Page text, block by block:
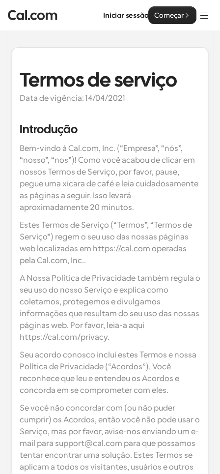
Iniciar sessão Começar
Soluções
Agendamento colaborativo para grupos
Para Organizações
Equipas maiores que agendam para um maior controlo
e segurança
Soluções de agendamento de nível empresarial
Por caso de
uso
Vendas
RH
Educação
Cuidados de saúde
Marketing
Experimente o Cal.ai agora!
Empresa
Desenvolvedor
Documentação do Desenvolvedor
API
Crie as suas próprias integrações com a nossa API
pública
Componentes de Agendamento
Use os nossos átomos React para adicionar
agendamento à sua aplicação
Criar Cliente OAuth
Integre o Cal.com usando OAuth
Recursos
Tipo de Letra: Cal Sans UI & Text
interfaces de utilizador
Loja de Aplicações
Integre com as suas aplicações favoritas
Eventos Coletivos
Agendar eventos com múltiplos participantes
Documentação de Ajuda
Precisa de aprender mais sobre o nosso sistema?
Consulte a documentação de ajuda
Incorporar
Incorporar Cal.com no seu website
Fora do Escritório
Agende tempo livre com facilidade
Pagamentos
Aceitar pagamentos por reservas
Fluxos de trabalho
Automatizar agendamento e lembretes
Cal.ai
Preços
Termos de serviço
Data de vigência: 14/04/2021
Introdução
Bem-vindo à Cal.com, Inc. (“Empresa”, “nós”,
“nosso”, “nos”)! Como você acabou de clicar em
nossos Termos de Serviço, por favor, pause,
pegue uma xícara de café e leia cuidadosamente
as páginas a seguir. Isso levará
aproximadamente 20 minutos.
Estes Termos de Serviço (“Termos”, “Termos de
Serviço”) regem o seu uso das nossas páginas
web localizadas em https://cal.com operadas
pela Cal.com, Inc..
A Nossa Política de Privacidade também regula o
seu uso do nosso Serviço e explica como
coletamos, protegemos e divulgamos
informações que resultam do seu uso das nossas
páginas web. Por favor, leia-a aqui
https://cal.com/privacy.
Seu acordo conosco inclui estes Termos e nossa
Política de Privacidade (“Acordos”). Você
reconhece que leu e entendeu os Acordos e
concorda em se comprometer com eles.
Se você não concordar com (ou não puder
cumprir) os Acordos, então você não pode usar o
Serviço, mas por favor, avise-nos enviando um e-
mail para support@cal.com para que possamos
tentar encontrar uma solução. Estes Termos se
aplicam a todos os visitantes, usuários e outros